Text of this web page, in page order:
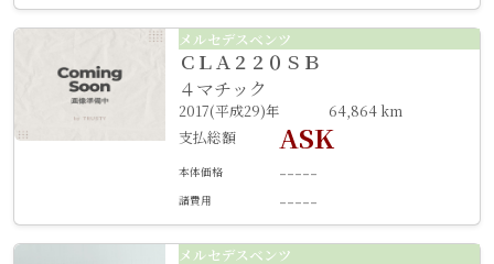
メルセデスベンツ
ＣＬＡ２２０ＳＢ
４マチック
2017(平成29)年
64,864 km
支払総額
ASK
本体価格 -----
諸費用 -----
メルセデスベンツ